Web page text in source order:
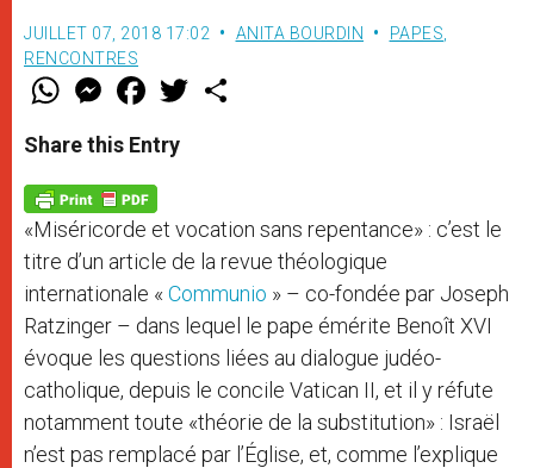
JUILLET 07, 2018 17:02 ANITA BOURDIN PAPES,
RENCONTRES
W
t
s
p
p
M
e
s
e
g
e
r
F
a
e
b
o
k
w
Share this Entry
«Miséricorde et vocation sans repentance» : c’est le
titre d’un article de la revue théologique
internationale « Communio » – co-fondée par Joseph
Ratzinger – dans lequel le pape émérite Benoît XVI
évoque les questions liées au dialogue judéo-
catholique, depuis le concile Vatican II, et il y réfute
notamment toute «théorie de la substitution» : Israël
n’est pas remplacé par l’Église, et, comme l’explique